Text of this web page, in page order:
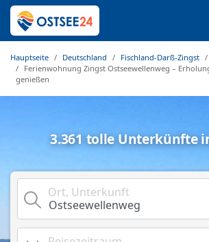
Hauptseite Deutschland Fischland-Darß-Zingst
Ferienwohnung Zingst Ostseewellenweg –
genießen
3.361 tolle Unterkünfte
Ort, Unterkunft